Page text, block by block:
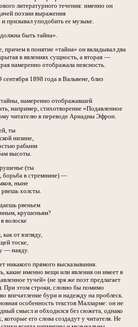
литературного течения: именно он
поэзии выражения
и призывал уподобить ее музыке.
быть тайна».
причем в понятие «тайна» он вкладывал два
в явлениях сущность, а вторая —
намеренно отображала неясность.
1898 года в Вальвене, близ
намеренно отображавшей
например, стихотворение «Подавленное
читателю в переводе Ариадны Эфрон.
ты
низине,
рабыни
высоты.
(ты
борьба в стремнине) —
ныне
рвешь холсты.
рвеньем
крушеньям?
волоске
от взгляду,
тоске,
— наяду.
никакого прямого высказывания.
какие именно вещи или явления он имеет в
тучей» (не зря же поэт предлагает
При этом строки, словно бы помимо
впечатление бури и надежду на проблеск.
особенность текстов Малларме: он не
смысл и обходился без сюжета, однако
которые его слова создадут у читателя. Не